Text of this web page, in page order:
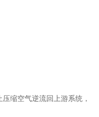
缩空气逆流回上游系统，